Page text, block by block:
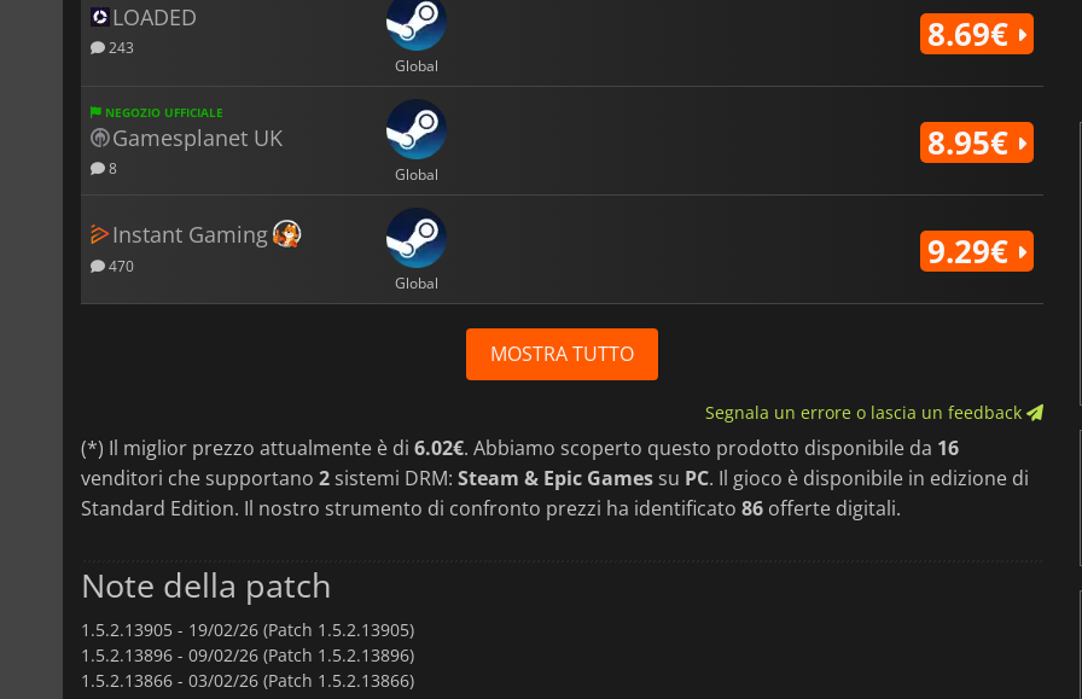
LOADED
243
Global
8.69€
NEGOZIO UFFICIALE
Gamesplanet UK
8 Global
8.95€
Instant Gaming
470
Global
9.29€
MOSTRA TUTTO
Segnala un errore o lascia un feedback
(*) Il miglior prezzo attualmente è di 6.02€. Abbiamo scoperto questo prodotto disponibile da 16
venditori che supportano 2 sistemi DRM: Steam & Epic Games su PC. Il gioco è disponibile in edizione di
Standard Edition. Il nostro strumento di confronto prezzi ha identificato 86 offerte digitali.
Note della patch
1.5.2.13905 - 19/02/26 (Patch 1.5.2.13905)
1.5.2.13896 - 09/02/26 (Patch 1.5.2.13896)
1.5.2.13866 - 03/02/26 (Patch 1.5.2.13866)